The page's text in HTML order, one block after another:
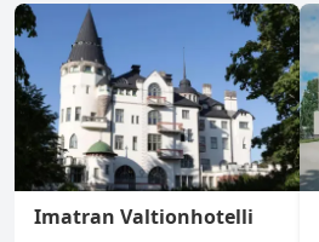
Imatran Valtionhotelli